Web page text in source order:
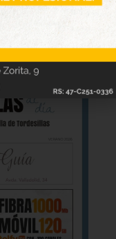
edición de
sobre la